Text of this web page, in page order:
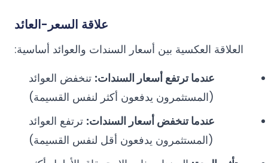
علاقة السعر-العائد
العلاقة العكسية بين أسعار السندات والعوائد أساسية:
عندما ترتفع أسعار السندات: تنخفض العوائد
(المستثمرون يدفعون أكثر لنفس القسيمة)
عندما تنخفض أسعار السندات: ترتفع العوائد
(المستثمرون يدفعون أقل لنفس القسيمة)